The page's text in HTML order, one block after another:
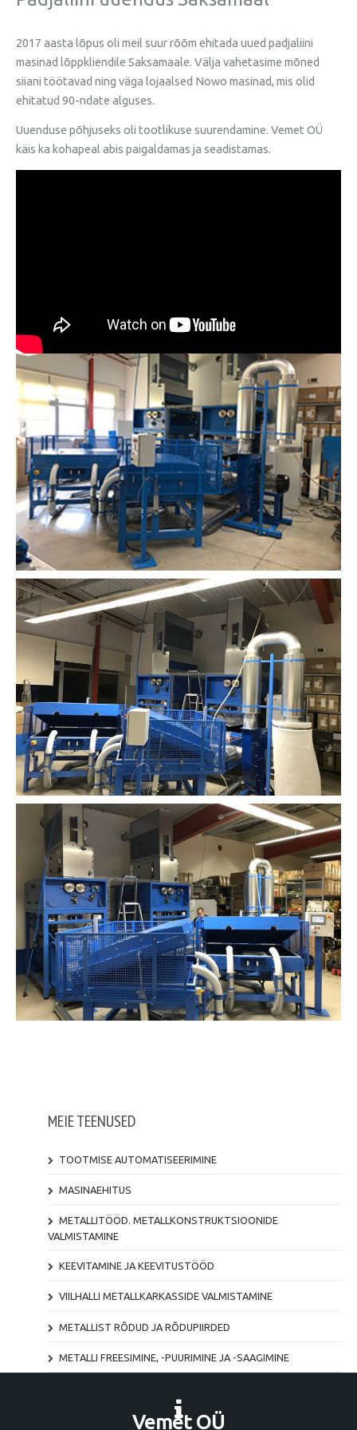
2017 aasta lõpus oli meil suur rõõm ehitada uued padjaliini
masinad lõppkliendile Saksamaale. Välja vahetasime mõned
siiani töötavad ning väga lojaalsed Nowo masinad, mis olid
ehitatud 90-ndate alguses.
Uuenduse põhjuseks oli tootlikuse suurendamine. Vemet OÜ
käis ka kohapeal abis paigaldamas ja seadistamas.
MEIE TEENUSED
TOOTMISE AUTOMATISEERIMINE
MASINAEHITUS
METALLITÖÖD. METALLKONSTRUKTSIOONIDE
VALMISTAMINE
KEEVITAMINE JA KEEVITUSTÖÖD
VIILHALLI METALLKARKASSIDE VALMISTAMINE
METALLIST RÕDUD JA RÕDUPIIRDED
METALLI FREESIMINE, -PUURIMINE JA -SAAGIMINE
Vemet OÜ